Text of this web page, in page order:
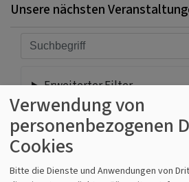
Unsere nächsten
Erweiterter Filter
Fr, 7.8. 9:30 Uhr
Gottesdienst
Oberhaid Seniorenzentrum Oberhaid
Verwendung von
personenbezogenen
Cookies
Bitte die Dienste und Anwendungen von